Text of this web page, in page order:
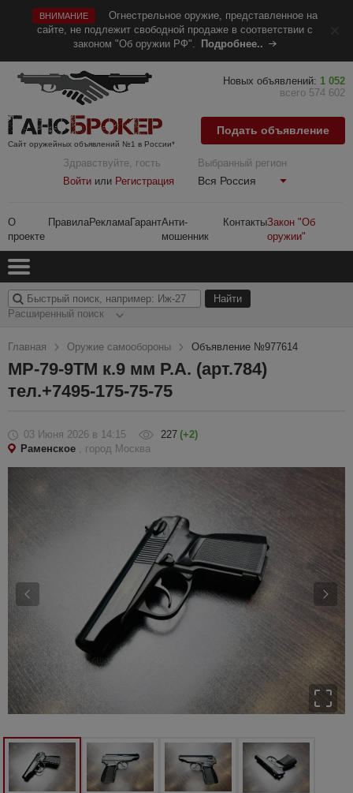
ВНИМАНИЕ
Огнестрельное оружие, представленное на
сайте, не подлежит свободной продаже в соответствии с
законом "Об оружии РФ".
Подробнее..
Сайт оружейных объявлений №1 в России*
Здравствуйте, гость
Войти или Регистрация
Выбранный регион
Вся Россия
О
проекте
ПравилаРекламаГарантАнти-
мошенник
КонтактыЗакон "Об
оружии"
Новых объявлений: 1 052
всего 574 602
Подать объявление
Расширенный поиск
Главная Оружие самообороны Объявление №977614
МР-79-9ТМ к.9 мм Р.А. (арт.784)
тел.+7495-175-75-75
03 Июня 2026 в 14:15 227 (+2)
Раменское , город Москва